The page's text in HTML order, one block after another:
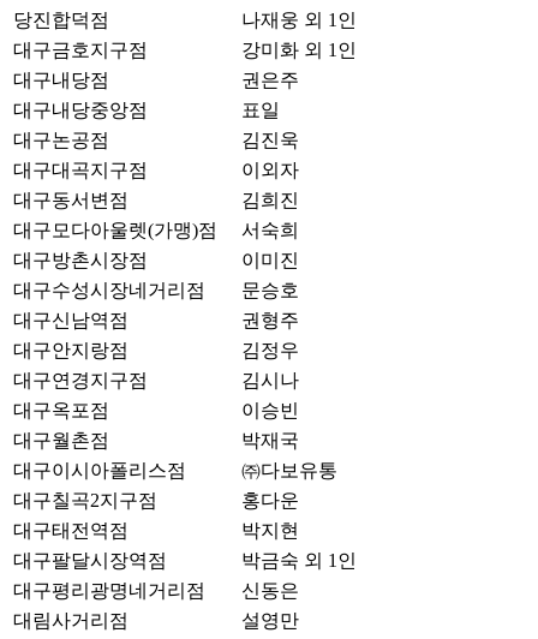
당진합덕점
나재웅 외 1인
대구금호지구점
강미화 외 1인
대구내당점
권은주
대구내당중앙점
표일
대구논공점
김진욱
대구대곡지구점
이외자
대구동서변점
김희진
대구모다아울렛(가맹)점
서숙희
대구방촌시장점
이미진
대구수성시장네거리점
문승호
대구신남역점
권형주
대구안지랑점
김정우
대구연경지구점
김시나
대구옥포점
이승빈
대구월촌점
박재국
대구이시아폴리스점
㈜다보유통
대구칠곡2지구점
홍다운
대구태전역점
박지현
대구팔달시장역점
박금숙 외 1인
대구평리광명네거리점
신동은
대림사거리점
설영만